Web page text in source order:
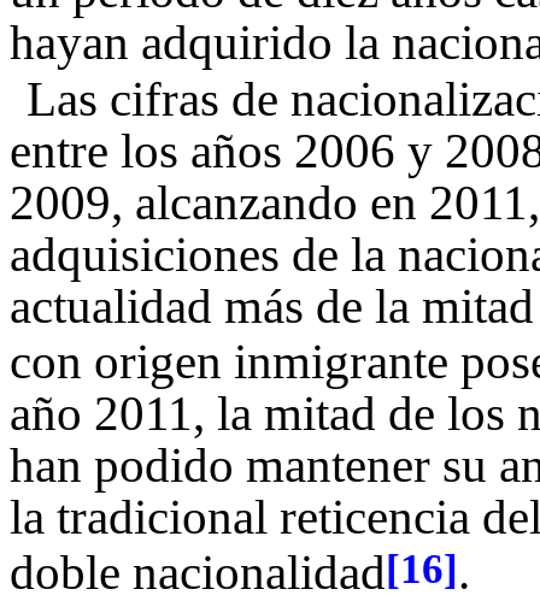
hayan adquirido la
Las cifras de
entre los años 2006 y
2009, alcanzando en
adquisiciones de la
actualidad más de la
con origen inmigrante
año 2011, la mitad de los
han podido mantener su
la tradicional reticencia
doble nacionalidad[16].